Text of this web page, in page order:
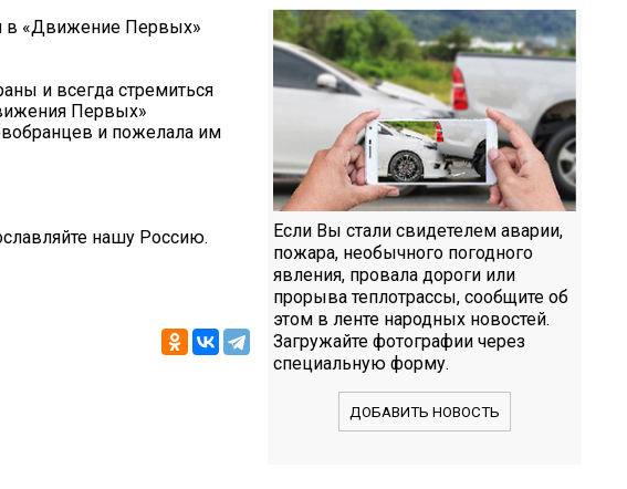
в «Движение Первых»
и всегда стремиться
Первых»
и пожелала им
нашу Россию.
Если Вы стали свидетелем аварии,
пожара, необычного погодного
явления, провала дороги или
прорыва теплотрассы, сообщите об
этом в ленте народных новостей.
Загружайте фотографии через
специальную форму.
ДОБАВИТЬ НОВОСТЬ